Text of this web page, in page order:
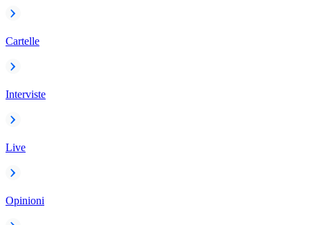
Cartelle
Interviste
Live
Opinioni